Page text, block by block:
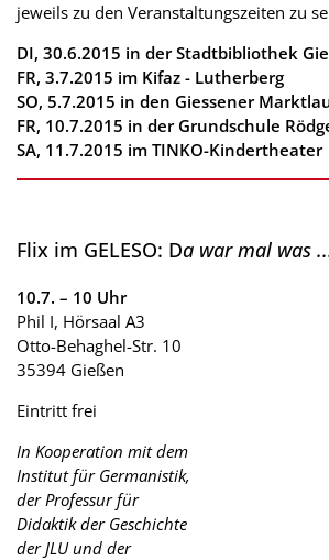
jeweils zu den Veranstaltungszeiten zu
DI, 30.6.2015 in der Stadtbibliothek
FR, 3.7.2015 im Kifaz - Lutherberg
SO, 5.7.2015 in den Giessener
FR, 10.7.2015 in der Grundschule
SA, 11.7.2015 im TINKO-Kindertheater
Flix im GELESO: Da war mal was
10.7. – 10 Uhr
Phil I, Hörsaal A3
Otto-Behaghel-Str. 10
35394 Gießen
Eintritt frei
In Kooperation mit dem
Institut für Germanistik,
der Professur für
Didaktik der Geschichte
der JLU und der